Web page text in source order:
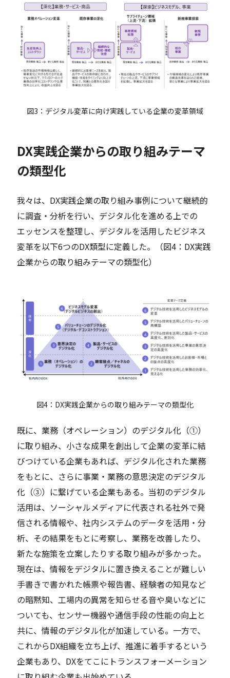
図3：デジタル変革に向け実践している企業の変革領域
DX実践企業からの取り組みテーマ
の類型化
我々は、DX実践企業の取り組み事例について継続的
に調査・分析を行い、デジタル化を進める上での
エッセンスを整理し、デジタルを活用したビジネス
変革を以下6つのDX類型に定義した。（図4：DX実践
企業からの取り組みテーマの類型化）
図4：DX実践企業からの取り組みテーマの類型化
既に、業務（オペレーション）のデジタル化（①）
に取り組み、小さな成果を創出して企業の変革に結
びつけている企業もあれば、デジタル化された業務
をもとに、さらに事業・業務の意思決定のデジタル
化（③）に繋げている企業もある。当初のデジタル
活用は、ソーシャルメディアに代表される社外で発
信される情報や、社内システムのデータを活用・分
析、その結果をもとに考察し、業務を改善したり、
新たな施策を立案したりする取り組みが多かった。
現在は、情報をデジタルに置き換えることが難しい
手書きで書かれた帳票や報告書、経験者の知見など
の暗黙知、工場内の異常を知らせる音や臭いなどに
ついても、センサー機器や通信手段の性能の向上と
共に、情報のデジタル化が加速している。一方で、
これからDX組織を立ち上げ、推進に着手するという
企業もあり、DXをてこにトランスフォーメーション